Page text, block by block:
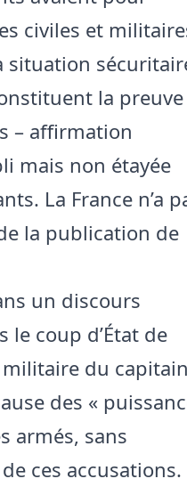
civiles et
situation
la preuve
– affirmation
mais non étayée
La France n’a
la publication de
un discours
coup d’État de
du
des «
armés, sans
ces accusations.